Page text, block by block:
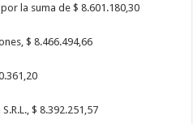
la suma de $ 8.601.180,30
$ 8.466.494,66
$ 8.392.251,57